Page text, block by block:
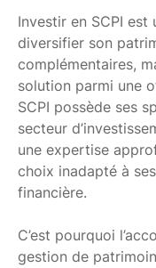
Investir en SCPI
diversifier son
complémentaires,
solution parmi une
SCPI possède ses
secteur
une expertise
choix inadapté à
financière.
C’est pourquoi
gestion de